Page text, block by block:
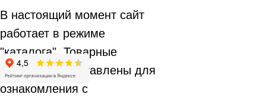
В настоящий момент сайт
работает в режиме
"каталога". Товарные
карточки представлены для
ознакомления с